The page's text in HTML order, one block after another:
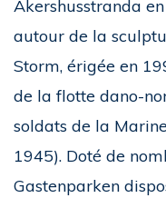
Akershusstranda
autour de la
Storm, érigée en
de la flotte dano-
soldats de la
1945). Doté de
Gastenparken